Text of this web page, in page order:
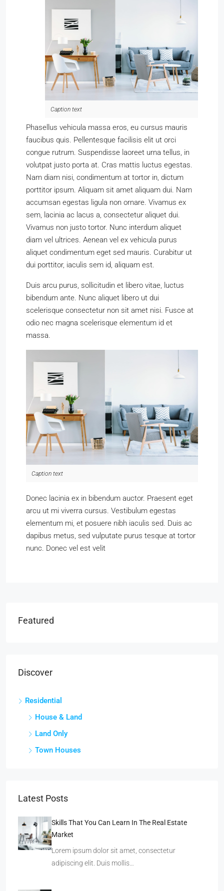
Caption text
Phasellus vehicula massa eros, eu cursus mauris
faucibus quis. Pellentesque facilisis elit ut orci
congue rutrum. Suspendisse laoreet urna tellus, in
volutpat justo porta at. Cras mattis luctus egestas.
Nam diam nisi, condimentum at tortor in, dictum
porttitor ipsum. Aliquam sit amet aliquam dui. Nam
accumsan egestas ligula non ornare. Vivamus ex
sem, lacinia ac lacus a, consectetur aliquet dui.
Vivamus non justo tortor. Nunc interdum aliquet
diam vel ultrices. Aenean vel ex vehicula purus
aliquet condimentum eget sed mauris. Curabitur ut
dui porttitor, iaculis sem id, aliquam est.
Duis arcu purus, sollicitudin et libero vitae, luctus
bibendum ante. Nunc aliquet libero ut dui
scelerisque consectetur non sit amet nisi. Fusce at
odio nec magna scelerisque elementum id et
massa.
Caption text
Donec lacinia ex in bibendum auctor. Praesent eget
arcu ut mi viverra cursus. Vestibulum egestas
elementum mi, et posuere nibh iaculis sed. Duis ac
dapibus metus, sed vulputate purus tesque at tortor
nunc. Donec vel est velit
Featured
Discover
Residential
House & Land
Land Only
Town Houses
Latest Posts
Skills That You Can Learn In The Real Estate
Market
Lorem ipsum dolor sit amet, consectetur
adipiscing elit. Duis mollis…